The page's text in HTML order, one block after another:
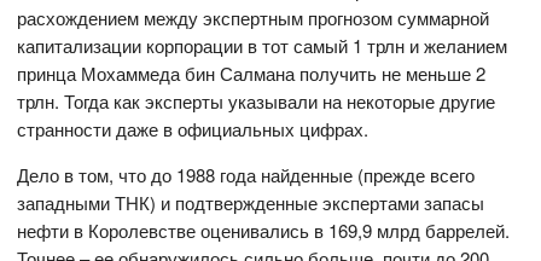
расхождением между экспертным прогнозом суммарной
капитализации корпорации в тот самый 1 трлн и желанием
принца Мохаммеда бин Салмана получить не меньше 2
трлн. Тогда как эксперты указывали на некоторые другие
странности даже в официальных цифрах.
Дело в том, что до 1988 года найденные (прежде всего
западными ТНК) и подтвержденные экспертами запасы
нефти в Королевстве оценивались в 169,9 млрд баррелей.